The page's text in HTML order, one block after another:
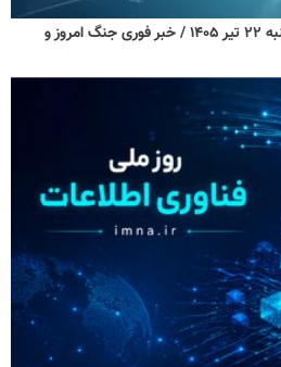
اخبار روز ایران و جهان امروز دوشنبه ۲۲ تیر ۱۴۰۵ / خبر فوری جنگ امروز و